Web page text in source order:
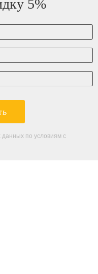
5%
данных по условиям с